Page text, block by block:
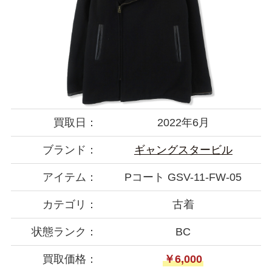
買取日： 2022年6月
ブランド： ギャングスタービル
アイテム： Pコート GSV-11-FW-05
カテゴリ： 古着
状態ランク： BC
買取価格： ￥6,000